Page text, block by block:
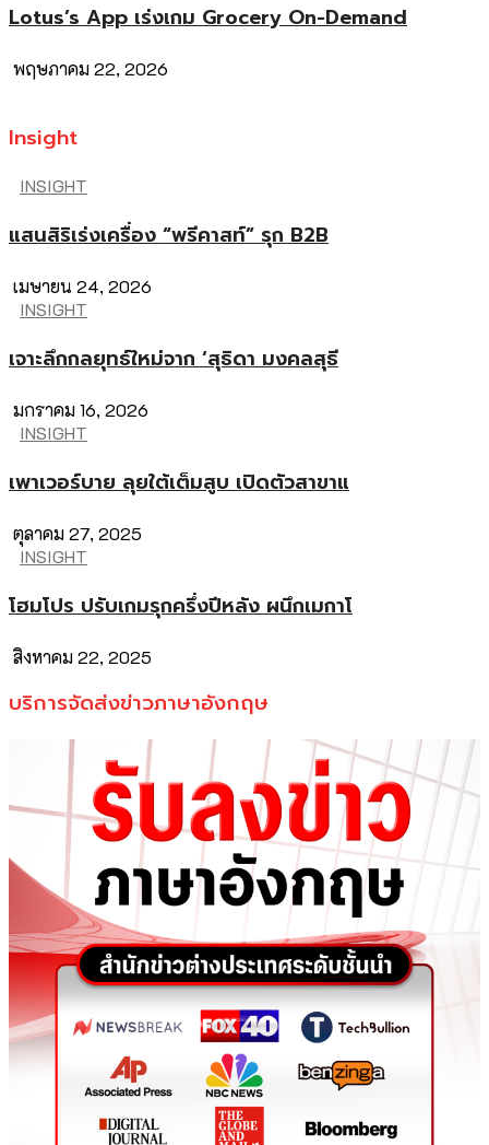
Lotus’s App เร่งเกม Grocery On-Demand
พฤษภาคม 22, 2026
Insight
INSIGHT
แสนสิริเร่งเครื่อง “พรีคาสท์” รุก B2B
เมษายน 24, 2026
INSIGHT
เจาะลึกกลยุทธ์ใหม่จาก ‘สุธิดา มงคลสุธี
มกราคม 16, 2026
INSIGHT
เพาเวอร์บาย ลุยใต้เต็มสูบ เปิดตัวสาขาแ
ตุลาคม 27, 2025
INSIGHT
โฮมโปร ปรับเกมรุกครึ่งปีหลัง ผนึกเมกาโ
สิงหาคม 22, 2025
บริการจัดส่งข่าวภาษาอังกฤษ